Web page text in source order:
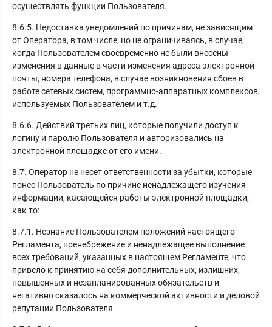
осуществлять функции Пользователя.
8.6.5. Недоставка уведомлений по причинам, не зависящим
от Оператора, в том числе, но не ограничиваясь, в случае,
когда Пользователем своевременно не были внесены
изменения в данные в части изменения адреса электронной
почты, номера телефона, в случае возникновения сбоев в
работе сетевых систем, программно-аппаратных комплексов,
используемых Пользователем и т.д.
8.6.6. Действий третьих лиц, которые получили доступ к
логину и паролю Пользователя и авторизовались на
электронной площадке от его имени.
8.7. Оператор не несет ответственности за убытки, которые
понес Пользователь по причине ненадлежащего изучения
информации, касающейся работы электронной площадки,
как то:
8.7.1. Незнание Пользователем положений настоящего
Регламента, пренебрежение и ненадлежащее выполнение
всех требований, указанных в настоящем Регламенте, что
привело к принятию на себя дополнительных, излишних,
повышенных и незапланированных обязательств и
негативно сказалось на коммерческой активности и деловой
репутации Пользователя.